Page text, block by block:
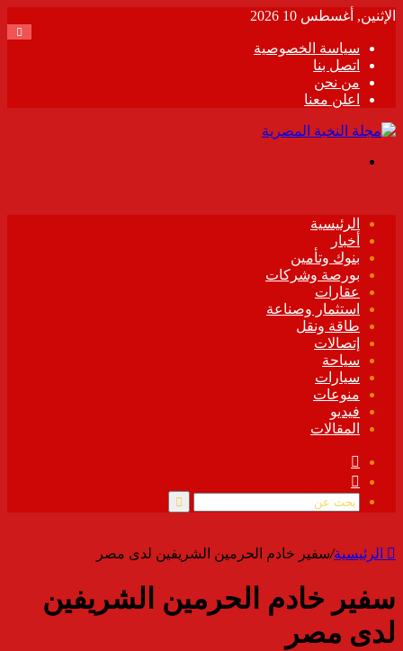
الإثنين, أغسطس 10 2026
سياسة الخصوصية
اتصل بنا
من نحن
اعلن معنا
الرئيسية
أخبار
بنوك وتأمين
بورصة وشركات
عقارات
استثمار وصناعة
طاقة ونقل
إتصالات
سياحة
سيارات
منوعات
فيديو
المقالات
الموقع
RSS
بحث
الرئيسية/سفير خادم الحرمين الشريفين لدى مصر
سفير خادم الحرمين الشريفين
لدى مصر